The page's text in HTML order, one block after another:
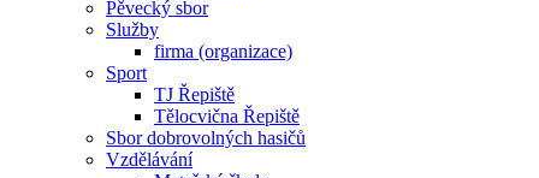
Pěvecký sbor
Služby
firma (organizace)
Sport
TJ Řepiště
Tělocvična Řepiště
Sbor dobrovolných hasičů
Vzdělávání